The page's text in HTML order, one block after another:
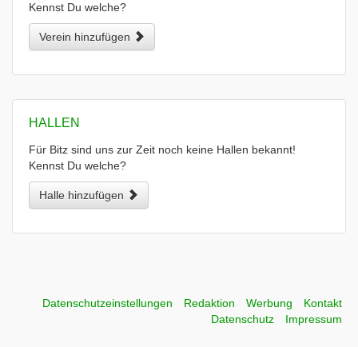
Kennst Du welche?
Verein hinzufügen
HALLEN
Für Bitz sind uns zur Zeit noch keine Hallen bekannt!
Kennst Du welche?
Halle hinzufügen
Datenschutzeinstellungen Redaktion Werbung
Kontakt
Datenschutz
Impressum